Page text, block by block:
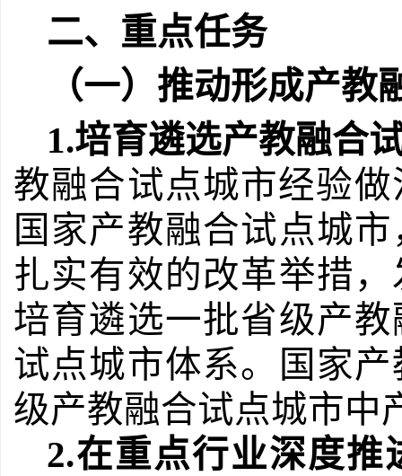
二、重点任务
（一）推动形成产教
1.培育遴选产教融合
教融合试点城市经验
国家产教融合试点城
扎实有效的改革举措
培育遴选一批省级产
试点城市体系。国家
级产教融合试点城市中
2.在重点行业深度推